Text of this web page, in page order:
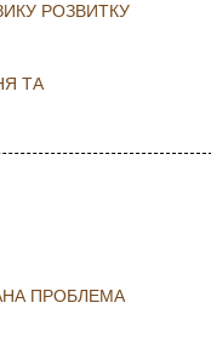
РОЗВИТКУ
ТА
ПРОБЛЕМА